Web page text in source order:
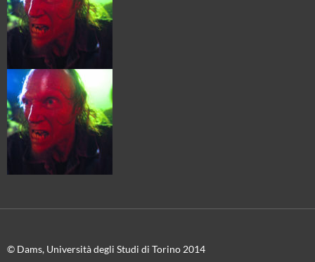
© Dams, Università degli Studi di Torino 2014